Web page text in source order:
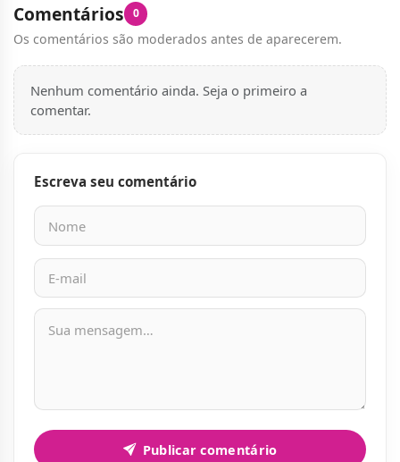
Comentários 0
Os comentários são moderados antes de aparecerem.
Nenhum comentário ainda. Seja o primeiro a
comentar.
Escreva seu comentário
Nome
E-mail
Mensagem
Publicar comentário